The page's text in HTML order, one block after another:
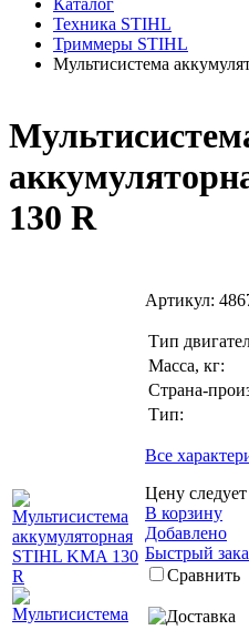
Каталог
Техника STIHL
Триммеры STIHL
Мультисистема
130 R
Артикул:
Тип
Масса, кг:
Страна-
Тип:
Все
Цену следует
В корзину
Добавлено
Быстрый
Сравнить